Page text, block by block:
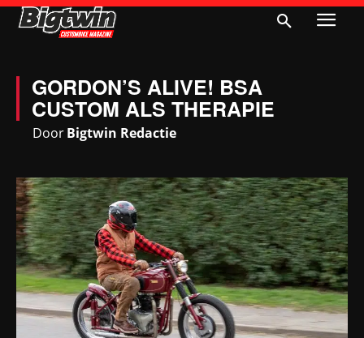
GORDON’S ALIVE! BSA
CUSTOM ALS THERAPIE
DoorBigtwin Redactie